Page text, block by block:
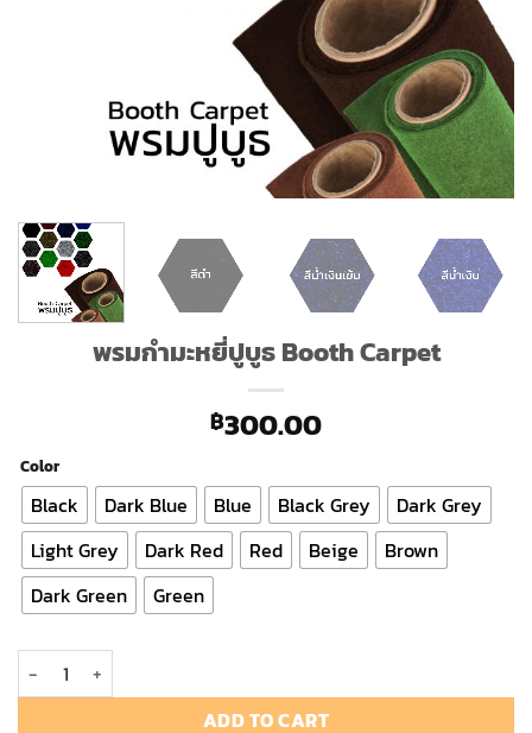
พรมกำมะหยี่ปูบูธ Booth Carpet
฿300.00
Color
Black Dark Blue Blue Black Grey
Dark Grey
Light Grey
Dark Red Red Beige
Brown
Dark Green
Green
พรมกำมะหยี่ปูบูธ Booth Carpet quantity
ADD TO CART